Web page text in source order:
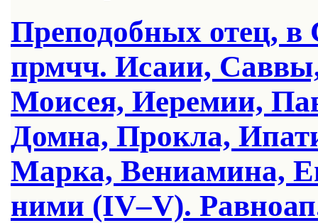
Преподобных отец,
прмчч. Исаии,
Моисея, Иеремии,
Домна, Прокла,
Марка, Вениамина,
ними (IV–V).